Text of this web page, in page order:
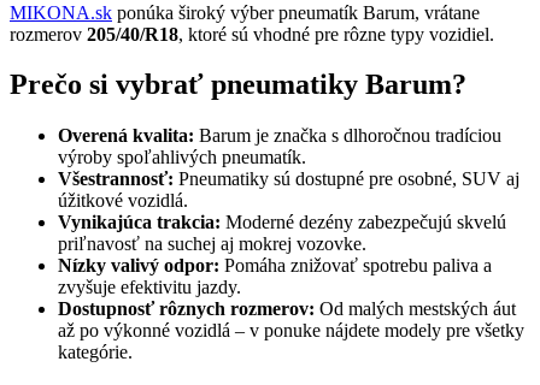
MIKONA.sk ponúka široký výber pneumatík Barum, vrátane
rozmerov 205/40/R18, ktoré sú vhodné pre rôzne typy vozidiel.
Prečo si vybrať pneumatiky Barum?
Overená kvalita: Barum je značka s dlhoročnou tradíciou
výroby spoľahlivých pneumatík.
Všestrannosť: Pneumatiky sú dostupné pre osobné, SUV aj
úžitkové vozidlá.
Vynikajúca trakcia: Moderné dezény zabezpečujú skvelú
priľnavosť na suchej aj mokrej vozovke.
Nízky valivý odpor: Pomáha znižovať spotrebu paliva a
zvyšuje efektivitu jazdy.
Dostupnosť rôznych rozmerov: Od malých mestských áut
až po výkonné vozidlá – v ponuke nájdete modely pre všetky
kategórie.